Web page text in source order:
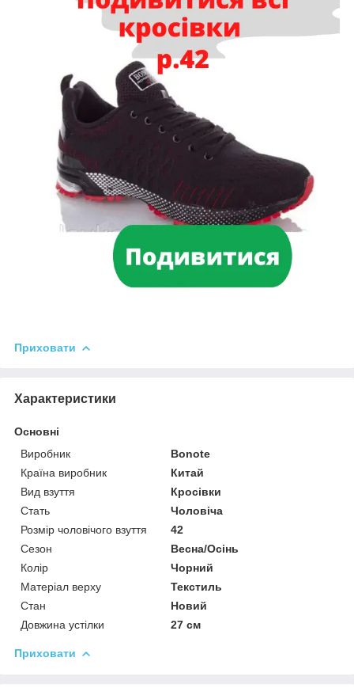
Приховати
Характеристики
Основні
Виробник
Bonote
Країна виробник
Китай
Вид взуття
Кросівки
Стать
Чоловіча
Розмір чоловічого взуття
42
Сезон
Весна/Осінь
Колір
Чорний
Матеріал верху
Текстиль
Стан
Новий
Довжина устілки
27 см
Приховати